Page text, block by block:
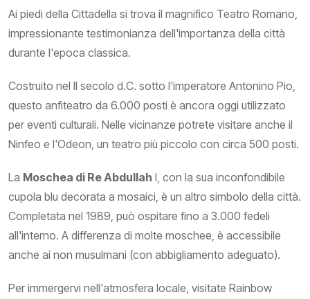
Ai piedi della Cittadella si trova il magnifico Teatro Romano,
impressionante testimonianza dell'importanza della città
durante l'epoca classica.
Costruito nel II secolo d.C. sotto l'imperatore Antonino Pio,
questo anfiteatro da 6.000 posti è ancora oggi utilizzato
per eventi culturali. Nelle vicinanze potrete visitare anche il
Ninfeo e l'Odeon, un teatro più piccolo con circa 500 posti.
La Moschea di Re Abdullah I, con la sua inconfondibile
cupola blu decorata a mosaici, è un altro simbolo della città.
Completata nel 1989, può ospitare fino a 3.000 fedeli
all'interno. A differenza di molte moschee, è accessibile
anche ai non musulmani (con abbigliamento adeguato).
Per immergervi nell'atmosfera locale, visitate Rainbow